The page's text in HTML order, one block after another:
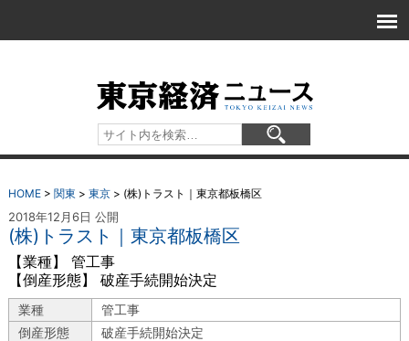
HOME> 関東 > 東京> (株)トラスト｜東京都板橋区
2018年12月6日 公開
(株)トラスト｜東京都板橋区
【業種】 管工事
【倒産形態】 破産手続開始決定
業種
管工事
倒産形態
破産手続開始決定